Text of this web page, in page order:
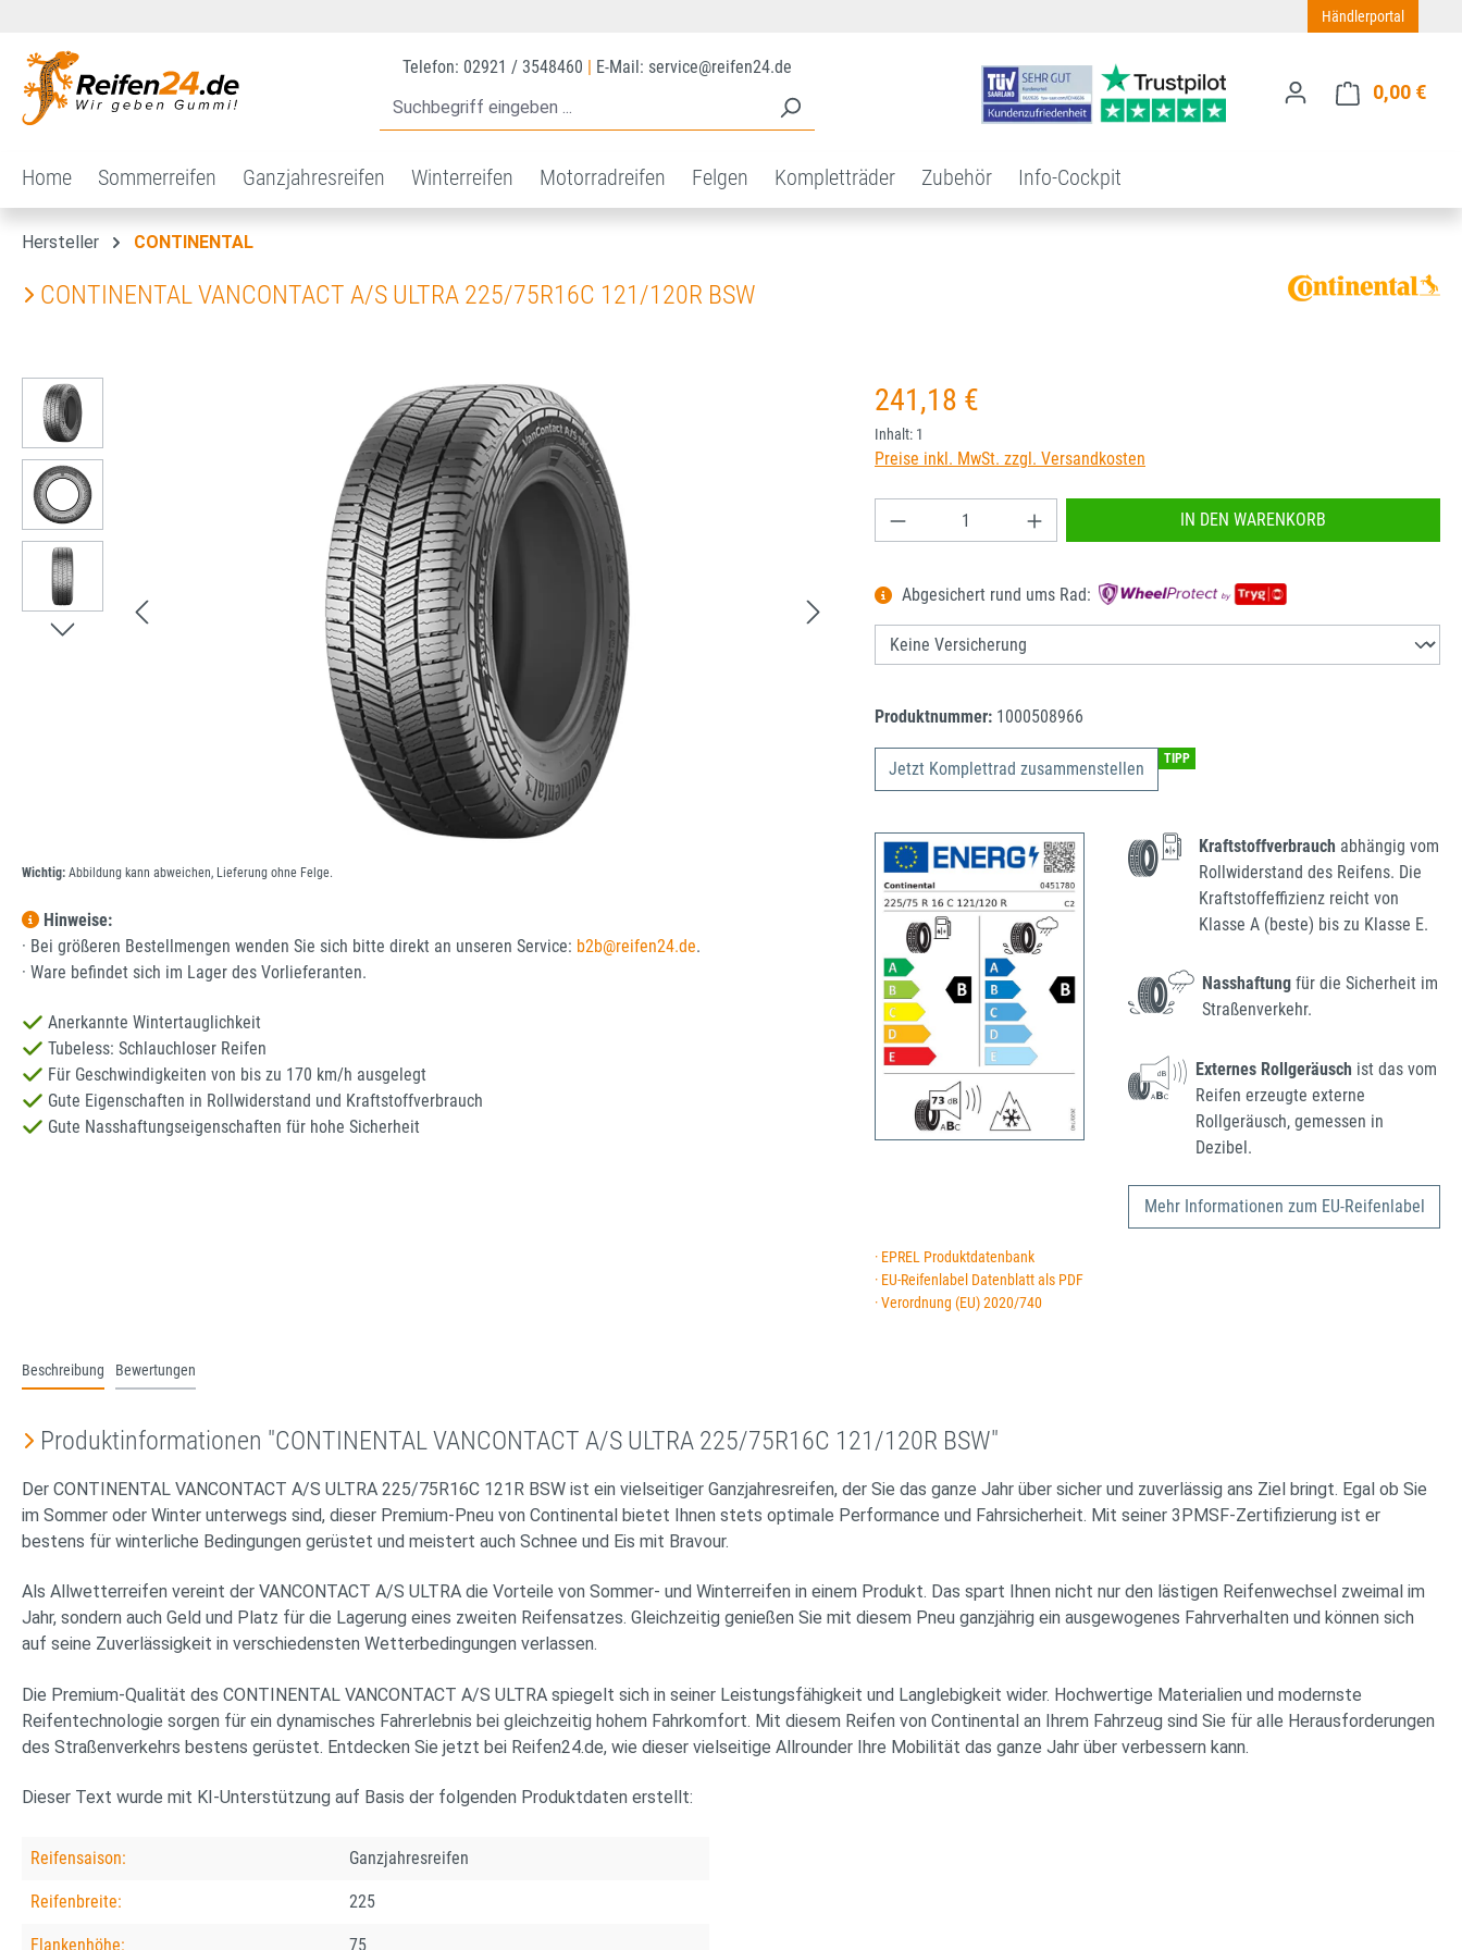
Händlerportal
Telefon: 02921 / 3548460 E-Mail: service@reifen24.de
0,00 €
Home Sommerreifen Ganzjahresreifen Winterreifen Motorradreifen Felgen Kompletträder Zubehör Info-Cockpit
Hersteller CONTINENTAL
CONTINENTAL VANCONTACT A/S ULTRA 225/75R16C 121/120R BSW
Bildergalerie überspringen
Wichtig: Abbildung kann abweichen, Lieferung ohne Felge.
Hinweise:
· Bei größeren Bestellmengen wenden Sie sich bitte direkt an unseren Service: b2b@reifen24.de.
· Ware befindet sich im Lager des Vorlieferanten.
Anerkannte Wintertauglichkeit
Tubeless: Schlauchloser Reifen
Für Geschwindigkeiten von bis zu 170 km/h ausgelegt
Gute Eigenschaften in Rollwiderstand und Kraftstoffverbrauch
Gute Nasshaftungseigenschaften für hohe Sicherheit
Regulärer Preis:
241,18 €
Inhalt: 1
Preise inkl. MwSt. zzgl. Versandkosten
Produkt Anzahl: Gib den gewünschten Wert ein oder
IN DEN WARENKORB
Abgesichert rund ums Rad:
Produktnummer: 1000508966
Jetzt Komplettrad zusammenstellen TIPP
Kraftstoffverbrauch abhängig vom
Rollwiderstand des Reifens. Die
Kraftstoffeffizienz reicht von
Klasse A (beste) bis zu Klasse E.
Nasshaftung für die Sicherheit im
Straßenverkehr.
Externes Rollgeräusch ist das vom
Reifen erzeugte externe
Rollgeräusch, gemessen in
Dezibel.
Mehr Informationen zum EU-Reifenlabel
· EPREL Produktdatenbank
· EU-Reifenlabel Datenblatt als PDF
· Verordnung (EU) 2020/740
Beschreibung Bewertungen
Produktinformationen "CONTINENTAL VANCONTACT A/S ULTRA 225/75R16C 121/120R BSW"
Der CONTINENTAL VANCONTACT A/S ULTRA 225/75R16C 121R BSW ist ein vielseitiger Ganzjahresreifen, der Sie das ganze Jahr über sicher und zuverlässig ans Ziel bringt. Egal ob Sie
im Sommer oder Winter unterwegs sind, dieser Premium-Pneu von Continental bietet Ihnen stets optimale Performance und Fahrsicherheit. Mit seiner 3PMSF-Zertifizierung ist er
bestens für winterliche Bedingungen gerüstet und meistert auch Schnee und Eis mit Bravour.
Als Allwetterreifen vereint der VANCONTACT A/S ULTRA die Vorteile von Sommer- und Winterreifen in einem Produkt. Das spart Ihnen nicht nur den lästigen Reifenwechsel zweimal im
Jahr, sondern auch Geld und Platz für die Lagerung eines zweiten Reifensatzes. Gleichzeitig genießen Sie mit diesem Pneu ganzjährig ein ausgewogenes Fahrverhalten und können sich
auf seine Zuverlässigkeit in verschiedensten Wetterbedingungen verlassen.
Die Premium-Qualität des CONTINENTAL VANCONTACT A/S ULTRA spiegelt sich in seiner Leistungsfähigkeit und Langlebigkeit wider. Hochwertige Materialien und modernste
Reifentechnologie sorgen für ein dynamisches Fahrerlebnis bei gleichzeitig hohem Fahrkomfort. Mit diesem Reifen von Continental an Ihrem Fahrzeug sind Sie für alle Herausforderungen
des Straßenverkehrs bestens gerüstet. Entdecken Sie jetzt bei Reifen24.de, wie dieser vielseitige Allrounder Ihre Mobilität das ganze Jahr über verbessern kann.
Dieser Text wurde mit KI-Unterstützung auf Basis der folgenden Produktdaten erstellt:
Reifensaison: Ganzjahresreifen
Reifenbreite: 225
Flankenhöhe: 75